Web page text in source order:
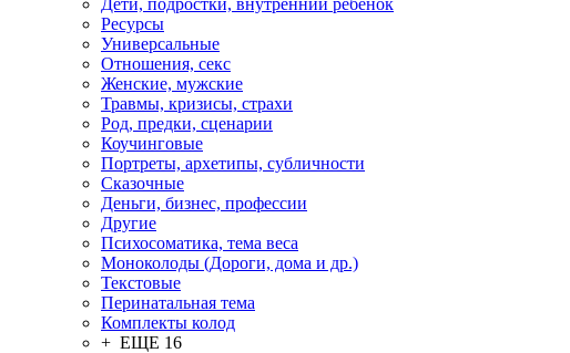
Дети, подростки, внутренний ребенок
Ресурсы
Универсальные
Отношения, секс
Женские, мужские
Травмы, кризисы, страхи
Род, предки, сценарии
Коучинговые
Портреты, архетипы, субличности
Сказочные
Деньги, бизнес, профессии
Другие
Психосоматика, тема веса
Моноколоды (Дороги, дома и др.)
Текстовые
Перинатальная тема
Комплекты колод
+ ЕЩЕ 16